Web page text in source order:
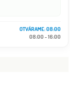
08:00 - 18:00
08:00 - 16:00